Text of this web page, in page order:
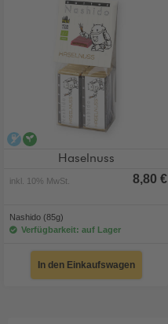
alkoholfrei
Haselnuss
inkl. 10% MwSt. 8,80 €
Nashido (85g)
Verfügbarkeit: auf Lager
In den Einkaufswagen